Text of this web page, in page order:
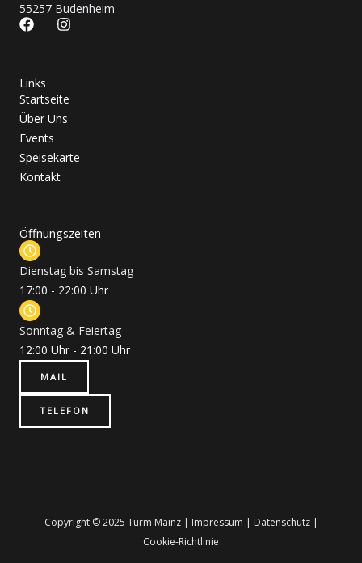
55257 Budenheim
F
a
b
o
o
k
I
g
a
Links
Startseite
Über Uns
Events
Speisekarte
Kontakt
Öffnungszeiten
Dienstag bis Samstag
17:00 - 22:00 Uhr
Sonntag & Feiertag
12:00 Uhr - 21:00 Uhr
MAIL
TELEFON
Copyright © 2025 Turm Mainz | Impressum | Datenschutz|
Cookie-Richtlinie